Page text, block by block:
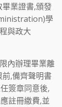
業證書,頒發
學
與政大
內辦理畢業離
,備齊聲明書
簽章同意後,
註冊繳費,並